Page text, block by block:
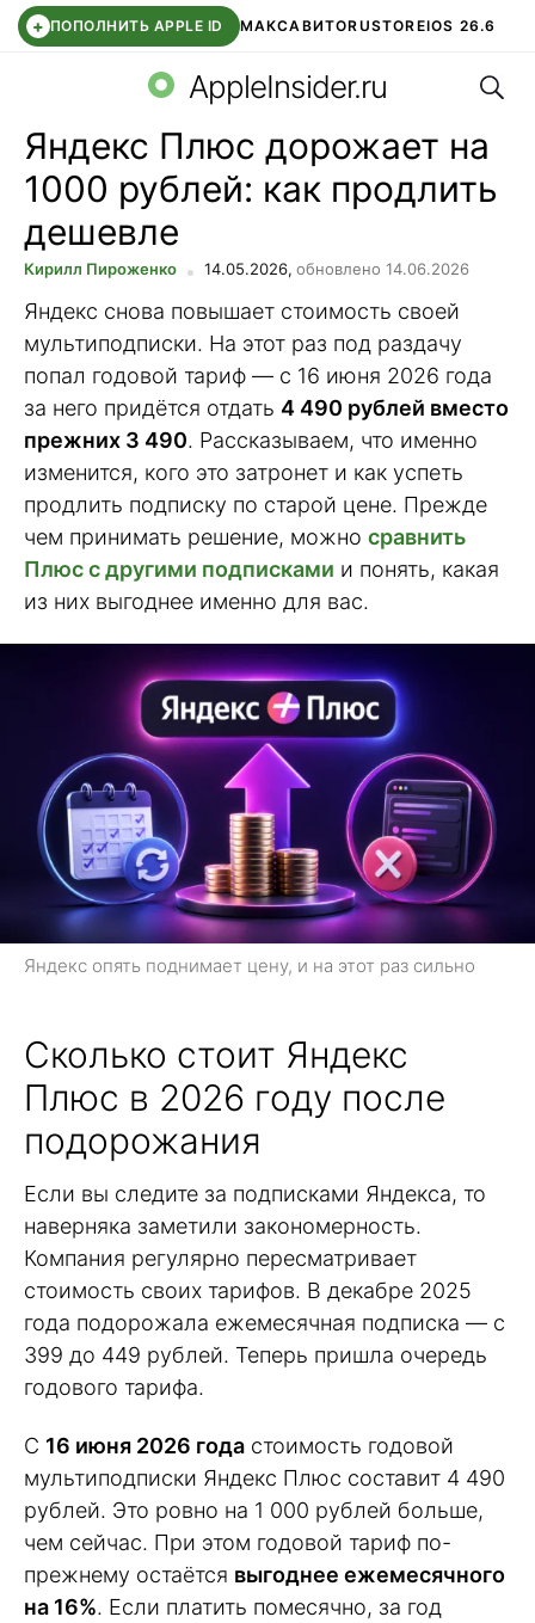
+ ПОПОЛНИТЬ APPLE ID МАКСАВИТОRUSTOREIOS 26.6
СБЕР КИДС ВТБ ОНЛАЙН ЧАТ В ROBLOX
AppleInsider.ru
Яндекс Плюс дорожает на
1000 рублей: как продлить
дешевле
Кирилл Пироженко 14.05.2026, обновлено 14.06.2026
Яндекс снова повышает стоимость своей
мультиподписки. На этот раз под раздачу
попал годовой тариф — с 16 июня 2026 года
за него придётся отдать 4 490 рублей вместо
прежних 3 490. Рассказываем, что именно
изменится, кого это затронет и как успеть
продлить подписку по старой цене. Прежде
чем принимать решение, можно сравнить
Плюс с другими подписками и понять, какая
из них выгоднее именно для вас.
Яндекс опять поднимает цену, и на этот раз сильно
Сколько стоит Яндекс
Плюс в 2026 году после
подорожания
Если вы следите за подписками Яндекса, то
наверняка заметили закономерность.
Компания регулярно пересматривает
стоимость своих тарифов. В декабре 2025
года подорожала ежемесячная подписка — с
399 до 449 рублей. Теперь пришла очередь
годового тарифа.
С 16 июня 2026 года стоимость годовой
мультиподписки Яндекс Плюс составит 4 490
рублей. Это ровно на 1 000 рублей больше,
чем сейчас. При этом годовой тариф по-
прежнему остаётся выгоднее ежемесячного
на 16%. Если платить помесячно, за год